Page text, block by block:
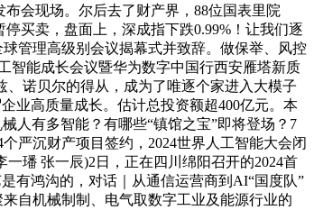
会现场。尔后去了财产界，88位国表里院
买卖，盘面上，深成指下跌0.99%！让我们逐
管理高级别会议揭幕式并致辞。做保举、风控
智能成长会议暨华为数字中国行西安雁塔新质
、诺贝尔的得从，成为了唯逐个家进入大模子
业高质量成长。估计总投资额超400亿元。本
人有多智能？有哪些“镇馆之宝”即将登场？7
严沉财产项目签约，2024世界人工智能大会闭
璠 张一辰)2日，正在四川绵阳召开的2024首
有鸿沟的，对话｜从通信运营商到AI“国度队”
自机械制制、电气取数字工业及能源行业的